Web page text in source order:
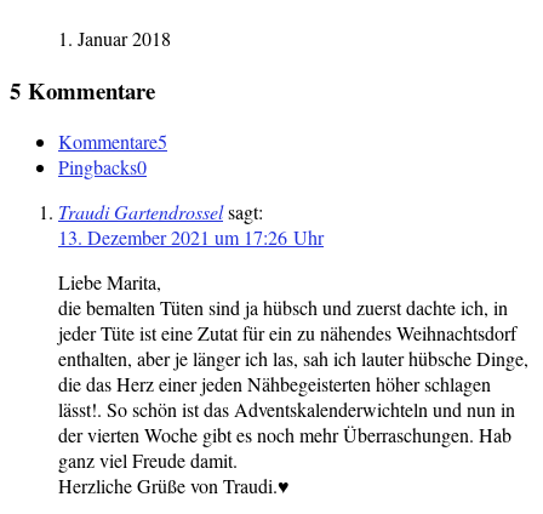
1. Januar 2018
5 Kommentare
Kommentare5
Pingbacks0
Traudi Gartendrosselsagt:
13. Dezember 2021 um 17:26 Uhr
Liebe Marita,
die bemalten Tüten sind ja hübsch und zuerst dachte ich, in
jeder Tüte ist eine Zutat für ein zu nähendes Weihnachtsdorf
enthalten, aber je länger ich las, sah ich lauter hübsche Dinge,
die das Herz einer jeden Nähbegeisterten höher schlagen
lässt!. So schön ist das Adventskalenderwichteln und nun in
der vierten Woche gibt es noch mehr Überraschungen. Hab
ganz viel Freude damit.
Herzliche Grüße von Traudi.♥